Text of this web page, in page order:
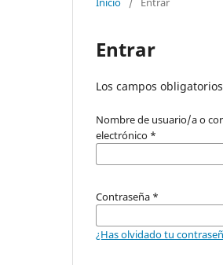
Entrar
Los campos
Nombre de usuario/a o
electrónico *
Contraseña *
¿Has olvidado tu